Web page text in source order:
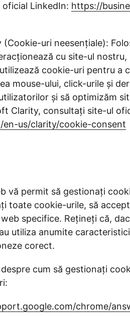
LinkedIn: https://
uri neesențiale):
cu site-ul
cookie-uri pentru a
mouse-ului, click-urile și
și să optimizăm
Clarity, consultați site-ul
us/clarity/cookie-consent
vă permit să gestionați
toate cookie-urile, să
specifice. Rețineți că,
utiliza anumite
corect.
cum să gestionați
chrome/